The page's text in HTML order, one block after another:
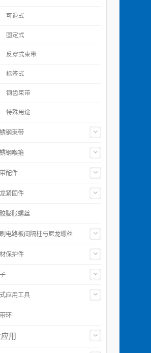
可退式
固定式
反穿式束带
标签式
钢齿束带
特殊用途
钢束带
钢喉箍
配件
紧固件
膨胀螺丝
电路板间隔柱与尼龙螺丝
保护件
应用工具
环
用